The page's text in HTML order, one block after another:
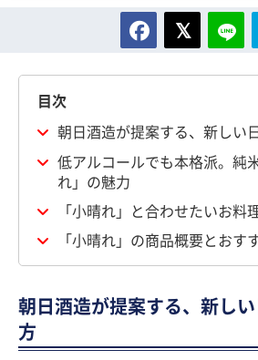
目次
朝日酒造が提案する、新しい
低アルコールでも本格派。純
れ」の魅力
「小晴れ」と合わせたいお料
「小晴れ」の商品概要とおす
朝日酒造が提案する、新し
方